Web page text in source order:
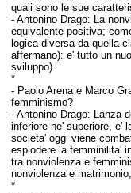
quali sono le sue
- Antonino Drago: La
equivalente positiva;
logica diversa da quella
affermano): e' tutto un
sviluppo).
*
- Paolo Arena e Marco
femminismo?
- Antonino Drago: Lanza
inferiore ne' superiore, e'
societa' oggi viene
esplodere la femminilita'
tra nonviolenza e
nonviolenza e
*